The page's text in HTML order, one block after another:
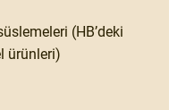
(HB’deki
ürünleri)